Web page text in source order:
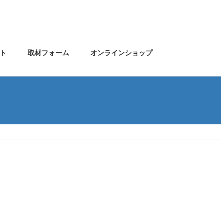
取材フォーム オンラインショップ